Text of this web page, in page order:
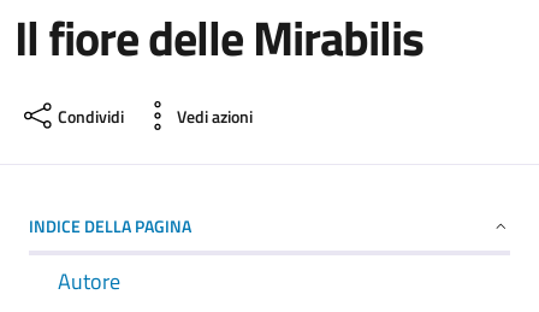
Il fiore delle Mirabilis
Condividi Vedi azioni
INDICE DELLA PAGINA
Autore